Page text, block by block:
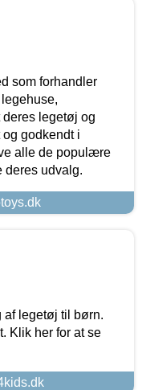
som forhandler
deres legetøj og
godkendt i
alle de populære
deres udvalg.
legetøj til børn.
Klik her for at se